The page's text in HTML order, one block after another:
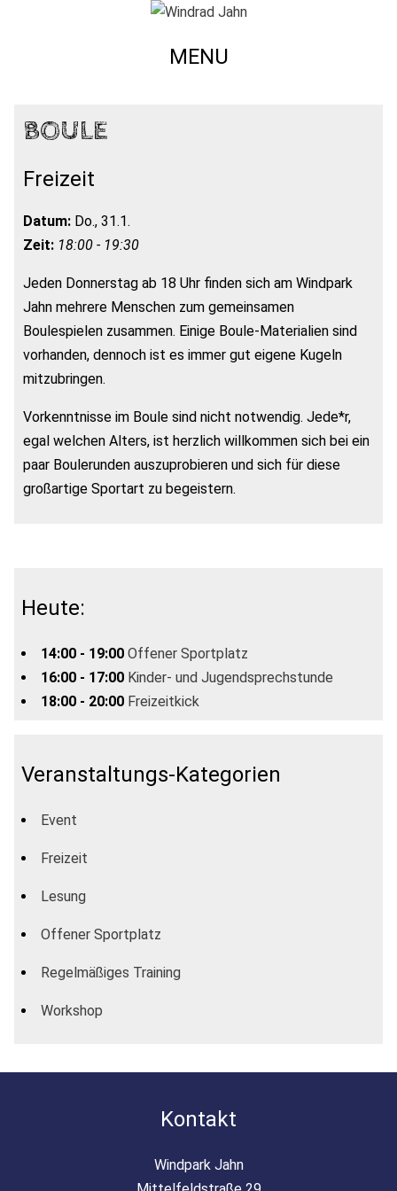
MENU
BOULE
Freizeit
Datum: Do., 31.1.
Zeit: 18:00 - 19:30
Jeden Donnerstag ab 18 Uhr finden sich am Windpark
Jahn mehrere Menschen zum gemeinsamen
Boulespielen zusammen. Einige Boule-Materialien sind
vorhanden, dennoch ist es immer gut eigene Kugeln
mitzubringen.
Vorkenntnisse im Boule sind nicht notwendig. Jede*r,
egal welchen Alters, ist herzlich willkommen sich bei ein
paar Boulerunden auszuprobieren und sich für diese
großartige Sportart zu begeistern.
Heute:
14:00 - 19:00 Offener Sportplatz
16:00 - 17:00 Kinder- und Jugendsprechstunde
18:00 - 20:00 Freizeitkick
Veranstaltungs-Kategorien
Event
Freizeit
Lesung
Offener Sportplatz
Regelmäßiges Training
Workshop
Kontakt
Windpark Jahn